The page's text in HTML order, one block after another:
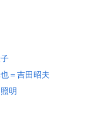
＝吉田昭夫
明